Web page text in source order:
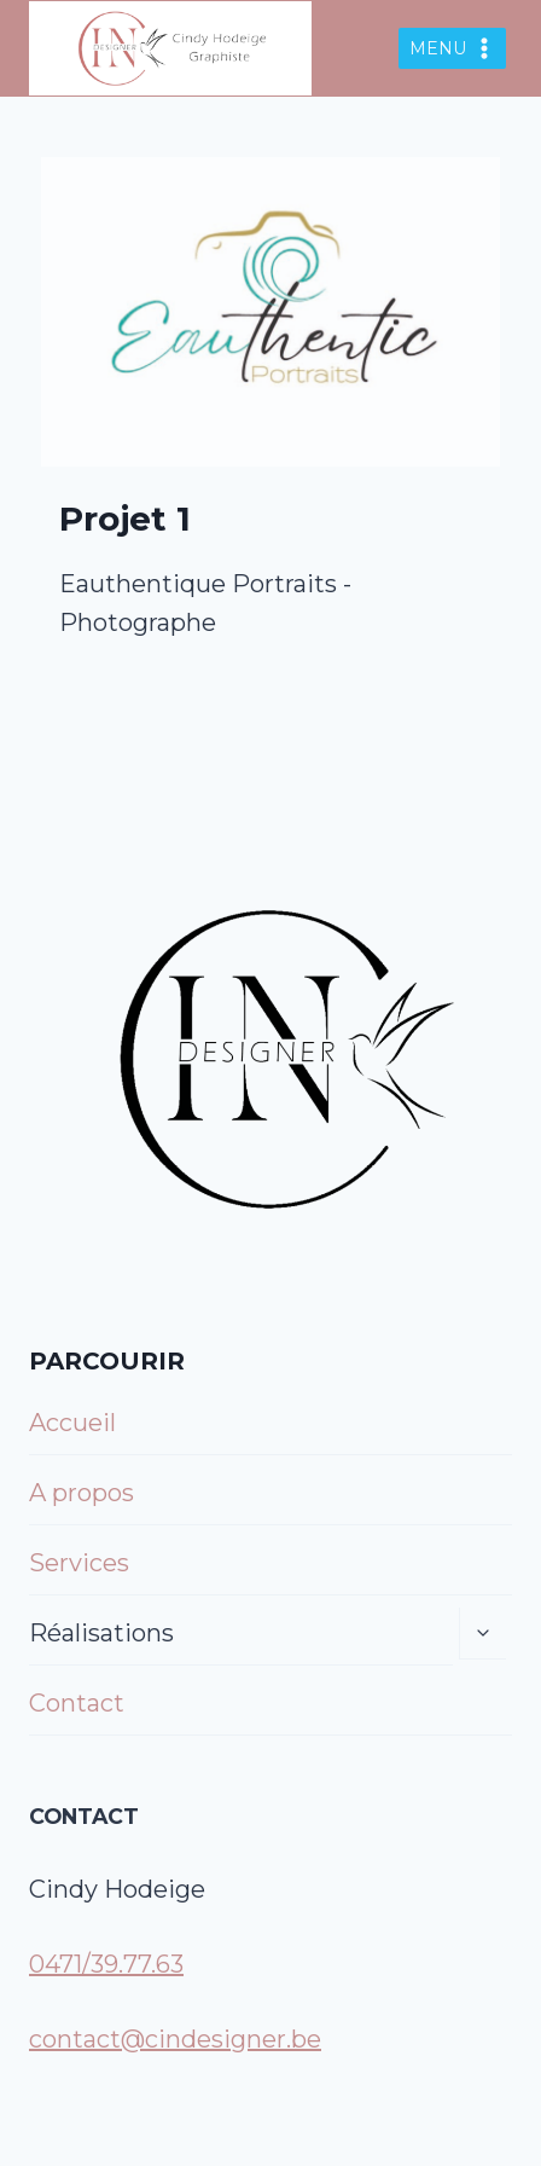
contenu
MENU
Projet 1
Eauthentique Portraits -
Photographe
PARCOURIR
Accueil
A propos
Services
Réalisations
Contact
CONTACT
Cindy Hodeige
0471/39.77.63
contact@cindesigner.be